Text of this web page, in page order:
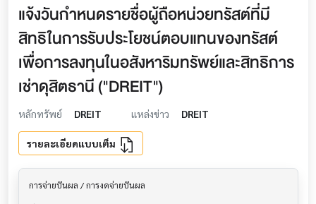
แจ้งวันกำหนดรายชื่อผู้ถือหน่วยทรัสต์ที่มี
สิทธิในการรับประโยชน์ตอบแทนของทรัสต์
เพื่อการลงทุนในอสังหาริมทรัพย์และสิทธิการ
เช่าดุสิตธานี ("DREIT")
หลักทรัพย์ DREIT แหล่งข่าว DREIT
รายละเอียดแบบเต็ม
การจ่ายปันผล / การงดจ่ายปันผล